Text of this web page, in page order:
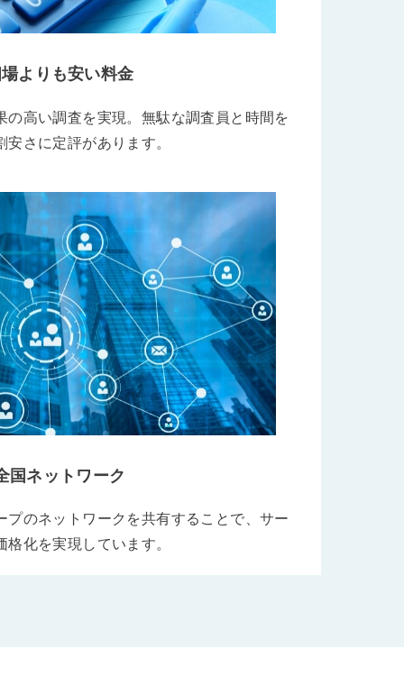
よりも安い料金
の高い調査を実現。無駄な調査員と時間を
さに定評があります。
国ネットワーク
プのネットワークを共有することで、サー
化を実現しています。